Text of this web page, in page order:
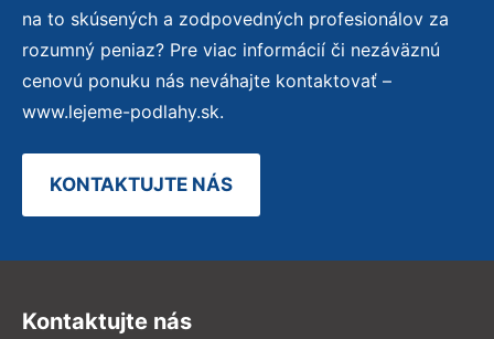
na to skúsených a zodpovedných profesionálov za
rozumný peniaz? Pre viac informácií či nezáväznú
cenovú ponuku nás neváhajte kontaktovať –
www.lejeme-podlahy.sk.
KONTAKTUJTE NÁS
Kontaktujte nás